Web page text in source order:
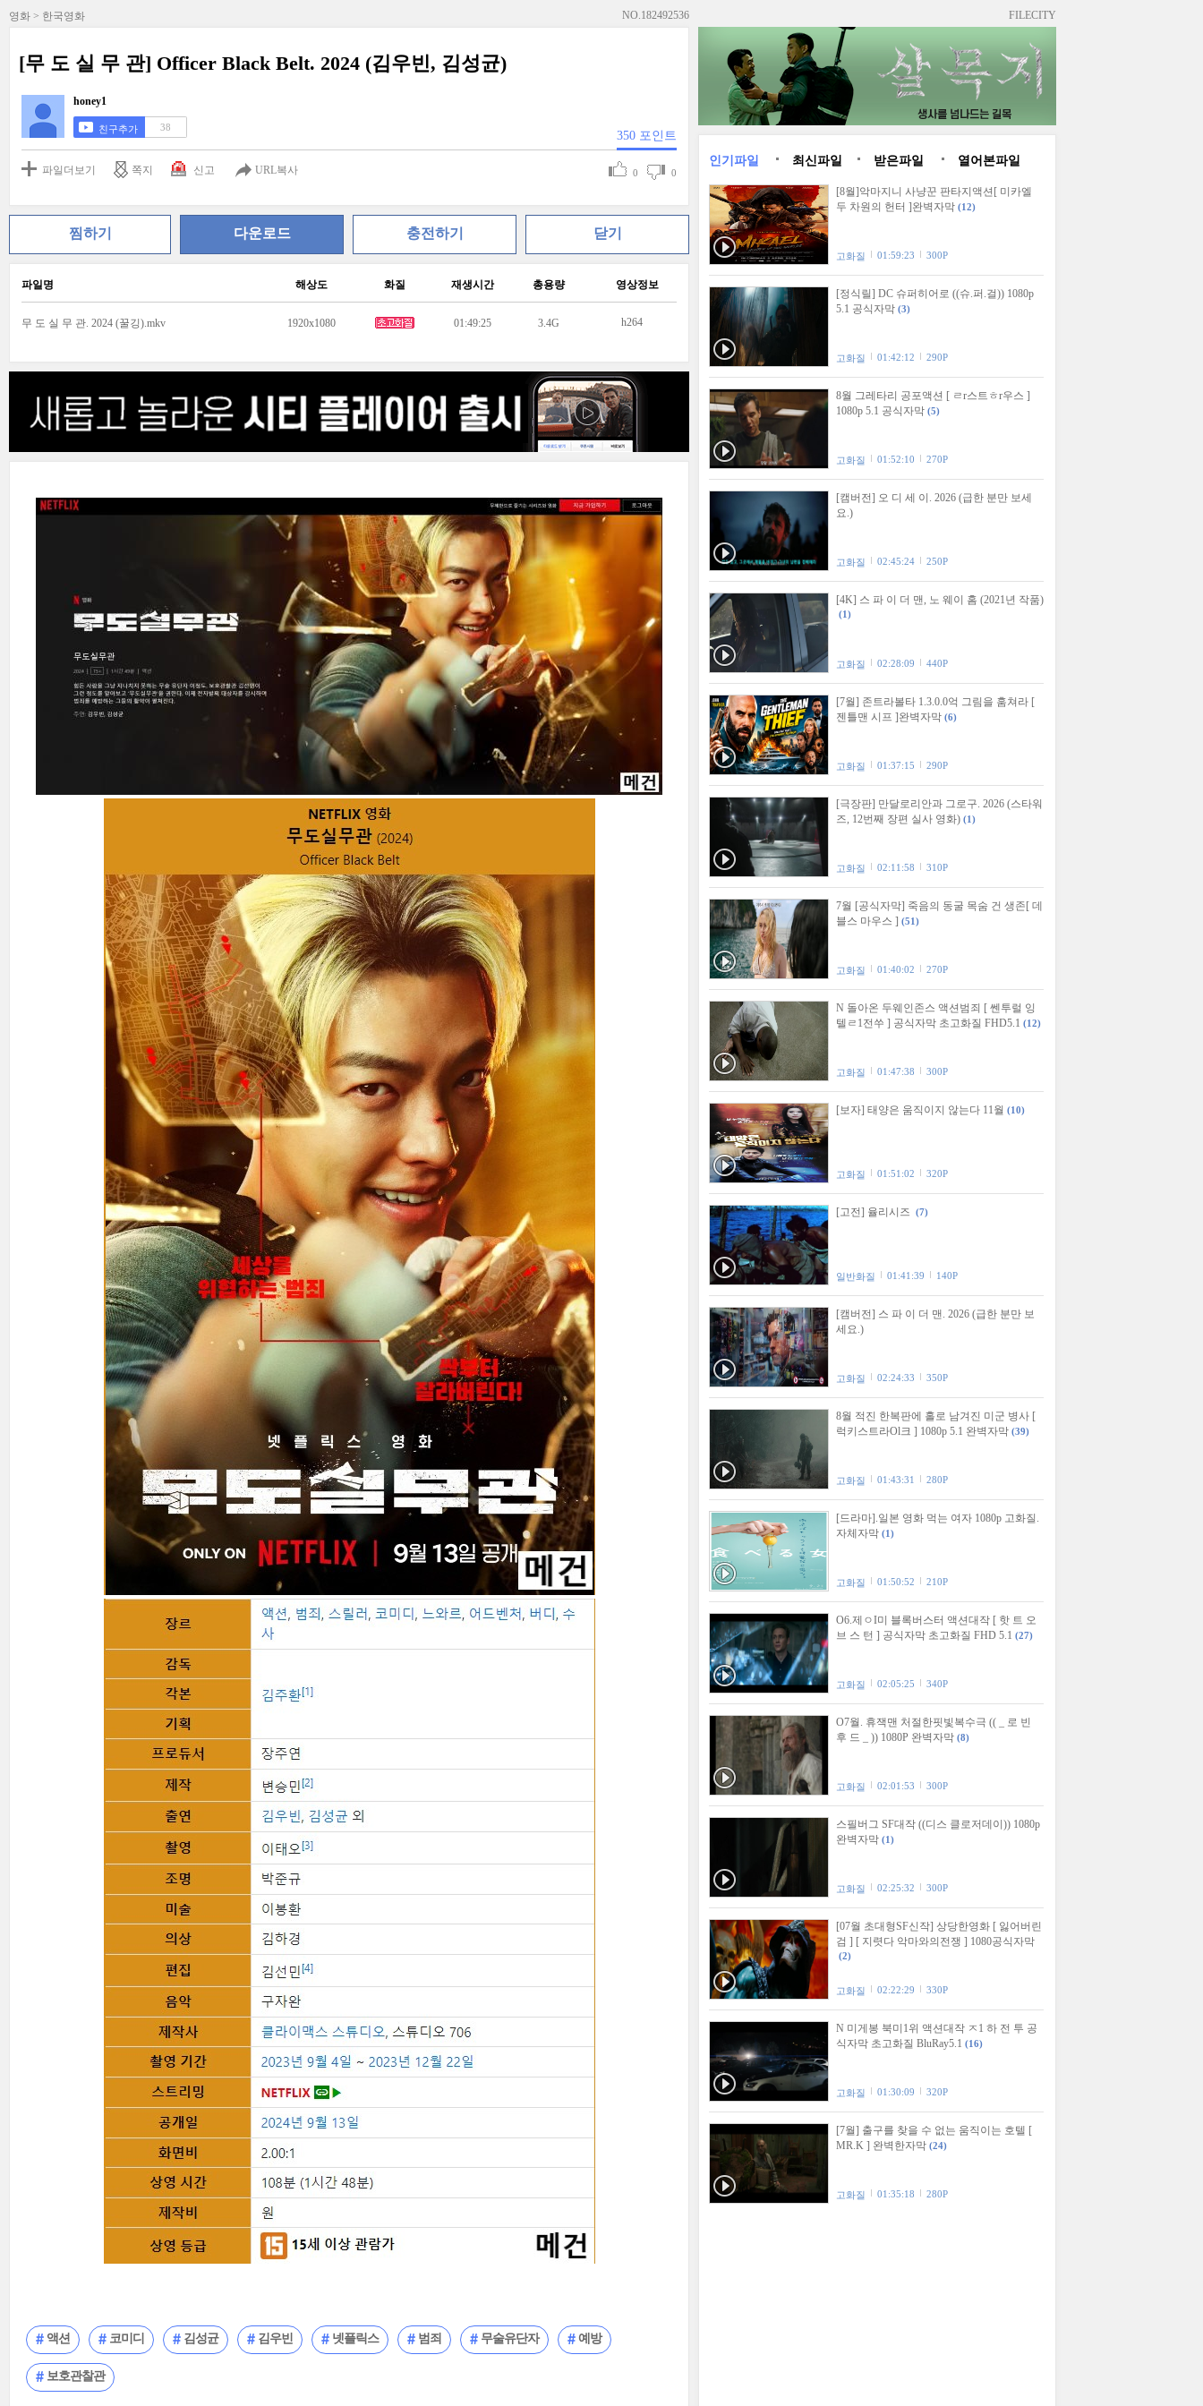
영화 > 한국영화 NO.182492536
[무 도 실 무 관] Officer Black Belt. 2024 (김우빈, 김성균)
honey1
친구추가 38
350 포인트
파일더보기 쪽지 신고 URL복사 0 0
찜하기 다운로드 충전하기 닫기
파일명 해상도 화질 재생시간 총용량 영상정보
무 도 실 무 관. 2024 (꿀깅).mkv 1920x1080 01:49:25 3.4G h264
액션 코미디 김성균 김우빈 넷플릭스 범죄 무술유단자 예방
보호관찰관
FILECITY
인기파일 최신파일 받은파일 열어본파일
[8월]악마지니 사냥꾼 판타지액션[ 미카엘
두 차원의 헌터 ]완벽자막 (12)
고화질 01:59:23 300P
[정식릴] DC 슈퍼히어로 ((슈.퍼.걸)) 1080p
5.1 공식자막 (3)
고화질 01:42:12 290P
8월 그레타리 공포액션 [ ㄹr스트ㅎr우스 ]
1080p 5.1 공식자막 (5)
고화질 01:52:10 270P
[캠버전] 오 디 세 이. 2026 (급한 분만 보세
요.)
고화질 02:45:24 250P
[4K] 스 파 이 더 맨, 노 웨이 홈 (2021년 작품)
(1)
고화질 02:28:09 440P
[7월] 존트라볼타 1.3.0.0억 그림을 훔쳐라 [
젠틀맨 시프 ]완벽자막 (6)
고화질 01:37:15 290P
[극장판] 만달로리안과 그로구. 2026 (스타워
즈, 12번째 장편 실사 영화) (1)
고화질 02:11:58 310P
7월 [공식자막] 죽음의 동굴 목숨 건 생존[ 데
블스 마우스 ] (51)
고화질 01:40:02 270P
N 돌아온 두웨인존스 액션범죄 [ 쎈투럴 잉
텔ㄹ1전쑤 ] 공식자막 초고화질 FHD5.1 (12)
고화질 01:47:38 300P
[보자] 태양은 움직이지 않는다 11월 (10)
고화질 01:51:02 320P
[고전] 율리시즈 (7)
일반화질 01:41:39 140P
[캠버전] 스 파 이 더 맨. 2026 (급한 분만 보
세요.)
고화질 02:24:33 350P
8월 적진 한복판에 홀로 남겨진 미군 병사 [
럭키스트라Ol크 ] 1080p 5.1 완벽자막 (39)
고화질 01:43:31 280P
[드라마].일본 영화 먹는 여자 1080p 고화질.
자체자막 (1)
고화질 01:50:52 210P
O6.제ㅇI미 블록버스터 액션대작 [ 핫 트 오
브 스 턴 ] 공식자막 초고화질 FHD 5.1 (27)
고화질 02:05:25 340P
O7월. 휴잭맨 처절한핏빛복수극 (( _ 로 빈
후 드 _ )) 1080P 완벽자막 (8)
고화질 02:01:53 300P
스필버그 SF대작 ((디스 클로저데이)) 1080p
완벽자막 (1)
고화질 02:25:32 300P
[07월 초대형SF신작] 상당한영화 [ 잃어버린
검 ] [ 지렷다 악마와의전쟁 ] 1080공식자막
(2)
고화질 02:22:29 330P
N 미게봉 북미1위 액션대작 ㅈ1 하 전 투 공
식자막 초고화질 BluRay5.1 (16)
고화질 01:30:09 320P
[7월] 출구를 찾을 수 없는 움직이는 호텔 [
MR.K ] 완벽한자막 (24)
고화질 01:35:18 280P